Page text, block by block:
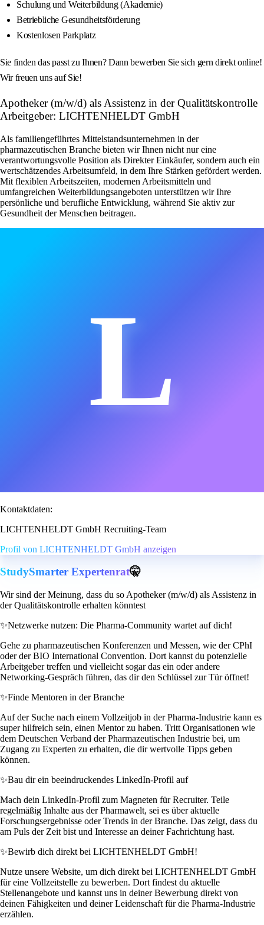
Schulung und Weiterbildung (Akademie)
Betriebliche Gesundheitsförderung
Kostenlosen Parkplatz
Sie finden das passt zu Ihnen? Dann bewerben Sie sich gern direkt online!
Wir freuen uns auf Sie!
Apotheker (m/w/d) als Assistenz in der Qualitätskontrolle
Arbeitgeber: LICHTENHELDT GmbH
Als familiengeführtes Mittelstandsunternehmen in der
pharmazeutischen Branche bieten wir Ihnen nicht nur eine
verantwortungsvolle Position als Direkter Einkäufer, sondern auch ein
wertschätzendes Arbeitsumfeld, in dem Ihre Stärken gefördert werden.
Mit flexiblen Arbeitszeiten, modernen Arbeitsmitteln und
umfangreichen Weiterbildungsangeboten unterstützen wir Ihre
persönliche und berufliche Entwicklung, während Sie aktiv zur
Gesundheit der Menschen beitragen.
L
Kontaktdaten:
LICHTENHELDT GmbH Recruiting-Team
Profil von LICHTENHELDT GmbH anzeigen
StudySmarter Expertenrat🤫
Wir sind der Meinung, dass du so Apotheker (m/w/d) als Assistenz in
der Qualitätskontrolle erhalten könntest
✨Netzwerke nutzen: Die Pharma-Community wartet auf dich!
Gehe zu pharmazeutischen Konferenzen und Messen, wie der CPhI
oder der BIO International Convention. Dort kannst du potenzielle
Arbeitgeber treffen und vielleicht sogar das ein oder andere
Networking-Gespräch führen, das dir den Schlüssel zur Tür öffnet!
✨Finde Mentoren in der Branche
Auf der Suche nach einem Vollzeitjob in der Pharma-Industrie kann es
super hilfreich sein, einen Mentor zu haben. Tritt Organisationen wie
dem Deutschen Verband der Pharmazeutischen Industrie bei, um
Zugang zu Experten zu erhalten, die dir wertvolle Tipps geben
können.
✨Bau dir ein beeindruckendes LinkedIn-Profil auf
Mach dein LinkedIn-Profil zum Magneten für Recruiter. Teile
regelmäßig Inhalte aus der Pharmawelt, sei es über aktuelle
Forschungsergebnisse oder Trends in der Branche. Das zeigt, dass du
am Puls der Zeit bist und Interesse an deiner Fachrichtung hast.
✨Bewirb dich direkt bei LICHTENHELDT GmbH!
Nutze unsere Website, um dich direkt bei LICHTENHELDT GmbH
für eine Vollzeitstelle zu bewerben. Dort findest du aktuelle
Stellenangebote und kannst uns in deiner Bewerbung direkt von
deinen Fähigkeiten und deiner Leidenschaft für die Pharma-Industrie
erzählen.